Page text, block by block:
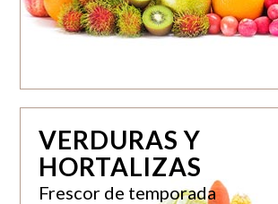
VERDURAS Y
HORTALIZAS
Frescor de temporada